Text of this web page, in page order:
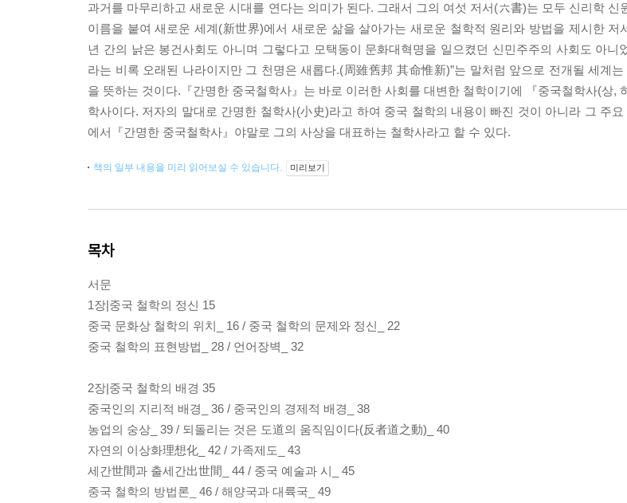
과거를 마무리하고 새로운 시대를 연다는 의미가 된다. 그래서 그의 여섯 저서(六書)는 모두 신리학
이름을 붙여 새로운 세계(新世界)에서 새로운 삶을 살아가는 새로운 철학적 원리와 방법을 제시한 저
년 간의 낡은 봉건사회도 아니며 그렇다고 모택동이 문화대혁명을 일으켰던 신민주주의 사회도 아니
라는 비록 오래된 나라이지만 그 천명은 새롭다.(周雖舊邦 其命惟新)”는 말처럼 앞으로 전개될 세계
을 뜻하는 것이다.『간명한 중국철학사』는 바로 이러한 사회를 대변한 철학이기에 『중국철학사(상,
학사이다. 저자의 말대로 간명한 철학사(小史)라고 하여 중국 철학의 내용이 빠진 것이 아니라 그 주
에서『간명한 중국철학사』야말로 그의 사상을 대표하는 철학사라고 할 수 있다.
책의 일부 내용을 미리 읽어보실 수 있습니다. 미리보기
목차
서문
1장|중국 철학의 정신 15
중국 문화상 철학의 위치_ 16 / 중국 철학의 문제와 정신_ 22
중국 철학의 표현방법_ 28 / 언어장벽_ 32
2장|중국 철학의 배경 35
중국인의 지리적 배경_ 36 / 중국인의 경제적 배경_ 38
농업의 숭상_ 39 / 되돌리는 것은 도道의 움직임이다(反者道之動)_ 40
자연의 이상화理想化_ 42 / 가족제도_ 43
세간世間과 출세간出世間_ 44 / 중국 예술과 시_ 45
중국 철학의 방법론_ 46 / 해양국과 대륙국_ 49